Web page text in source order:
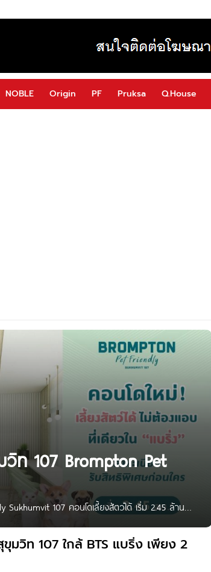
NOBLE Origin PF Pruksa Q.House
ท 107 Brompton Pet
107 คอนโดเลี้ยงสัตว์ได้ เริ่ม 2.45 ล้าน*
มวิท 107 ใกล้ BTS แบริ่ง เพียง 2